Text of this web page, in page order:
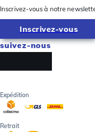
Inscrivez-vous à notre
Inscrivez-vous
suivez-nous
Expédition
Retrait